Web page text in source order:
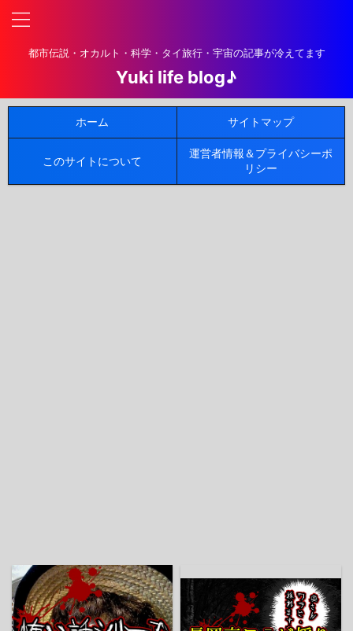
都市伝説・オカルト・科学・タイ旅行・宇宙の記事が冷えてます
Yuki life blog♪
ホーム サイトマップ
このサイトについて
運営者情報＆プライバシーポ
リシー